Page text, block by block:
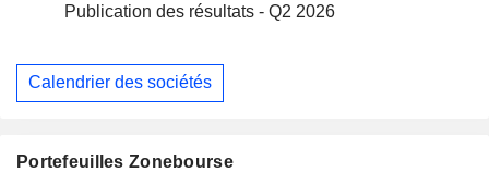
Publication des résultats - Q2 2026
Calendrier des sociétés
Portefeuilles Zonebourse